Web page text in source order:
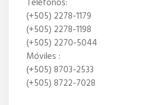
Teléfonos:
(+505) 2278-1179
(+505) 2278-1198
(+505) 2270-5044
Móviles :
(+505) 8703-2533
(+505) 8722-7028